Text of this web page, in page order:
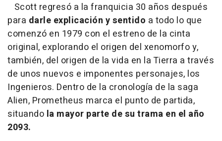
Scott regresó a la franquicia 30 años después
para darle explicación y sentido a todo lo que
comenzó en 1979 con el estreno de la cinta
original, explorando el origen del xenomorfo y,
también, del origen de la vida en la Tierra a través
de unos nuevos e imponentes personajes, los
Ingenieros. Dentro de la cronología de la saga
Alien, Prometheus marca el punto de partida,
situando la mayor parte de su trama en el año
2093.